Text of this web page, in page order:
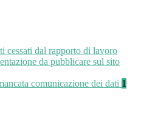
cessati dal rapporto di lavoro
da pubblicare sul sito
comunicazione dei dati 1